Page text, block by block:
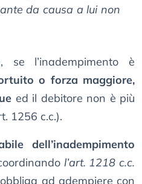
da causa a lui non
l’inadempimento è
o forza maggiore,
ed il debitore non è più
1256 c.c.).
dell’inadempimento
l’art. 1218 c.c.
ad adempiere con